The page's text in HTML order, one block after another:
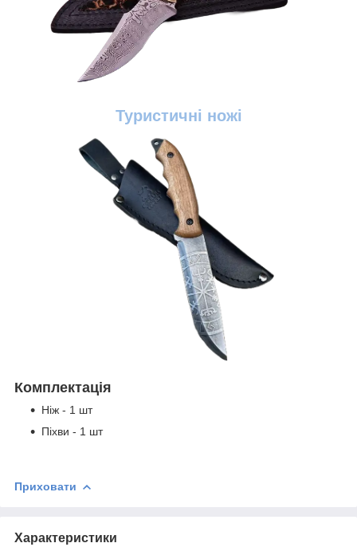
Туристичні ножі
Комплектація
Ніж - 1 шт
Піхви - 1 шт
Приховати
Характеристики